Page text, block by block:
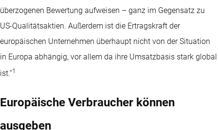
überzogenen Bewertung aufweisen – ganz im Gegensatz zu
US-Qualitätsaktien. Außerdem ist die Ertragskraft der
europäischen Unternehmen überhaupt nicht von der Situation
in Europa abhängig, vor allem da ihre Umsatzbasis stark global
ist.“1
Europäische Verbraucher können
ausgeben